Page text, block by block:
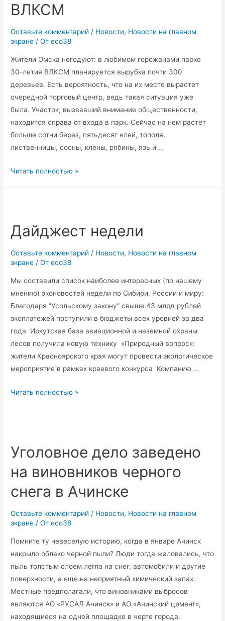
ВЛКСМ
Оставьте комментарий / Новости, Новости на главном
экране / От eco38
Жители Омска негодуют: в любимом горожанами парке
30-летия ВЛКСМ планируется вырубка почти 300
деревьев. Есть вероятность, что на их месте вырастет
очередной торговый центр, ведь такая ситуация уже
была. Участок, вызвавший внимание общественности,
находится справа от входа в парк. Сейчас на нем растет
больше сотни берез, пятьдесят елей, тополя,
лиственницы, сосны, клены, рябины, язь и …
Омские
деревьев
парке
летия
ВЛКСМ
Читать полностью »
Дайджест недели
Оставьте комментарий / Новости, Новости на главном
экране / От eco38
Мы составили список наиболее интересных (по нашему
мнению) эконовостей недели по Сибири, России и миру:
Благодаря “Усольскому закону” свыше 43 млрд рублей
экоплатежей поступили в бюджеты всех уровней за два
года Иркутская база авиационной и наземной охраны
лесов получила новую технику «Природный вопрос»:
жители Красноярского края могут провести экологическое
мероприятие в рамках краевого конкурса Компанию …
Дайджест
Читать полностью »
Уголовное дело заведено
на виновников черного
снега в Ачинске
Оставьте комментарий / Новости, Новости на главном
экране / От eco38
Помните ту невеселую историю, когда в январе Ачинск
накрыло облако черной пыли? Люди тогда жаловались, что
пыль толстым слоем легла на снег, автомобили и другие
поверхности, а еще на неприятный химический запах.
Местные предполагали, что виновниками выбросов
являются АО «РУСАЛ Ачинск» и АО «Ачинский цемент»,
находящиеся на одной площадке в черте города.